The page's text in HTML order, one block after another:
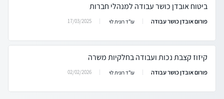
ביטוח אובדן כושר עבודה למנהלי חברות
פורום אובדן כושר עבודה עו"ד רונית לוי 17/03/2025
קיזוז קצבת נכות ועבודה בחלקיות משרה
פורום אובדן כושר עבודה עו"ד רונית לוי 02/02/2026